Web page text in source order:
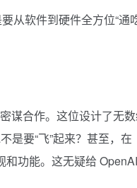
从软件到硬件全方位“通
谋合作。这位设计了无
是要“飞”起来？甚至，在
和功能。这无疑给